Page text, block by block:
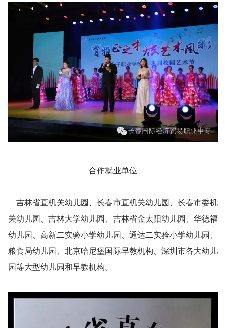
合作就业单位
吉林省直机关幼儿园、长春市直机关幼儿园、长春市委机
关幼儿园、吉林大学幼儿园、吉林省金太阳幼儿园、华德福
幼儿园、高新二实验小学幼儿园、通达二实验小学幼儿园、
粮食局幼儿园、北京哈尼堡国际早教机构、深圳市各大幼儿
园等大型幼儿园和早教机构。